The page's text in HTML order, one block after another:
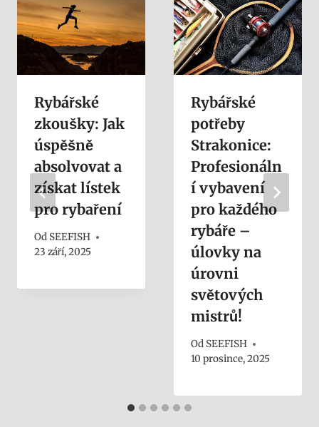
Rybářské
zkoušky: Jak
úspěšně
absolvovat a
získat lístek
pro rybaření
Od SEEFISH
23 září, 2025
Rybářské
potřeby
Strakonice:
Profesionáln
í vybavení
pro každého
rybáře –
úlovky na
úrovni
světových
mistrů!
Od SEEFISH
10 prosince, 2025